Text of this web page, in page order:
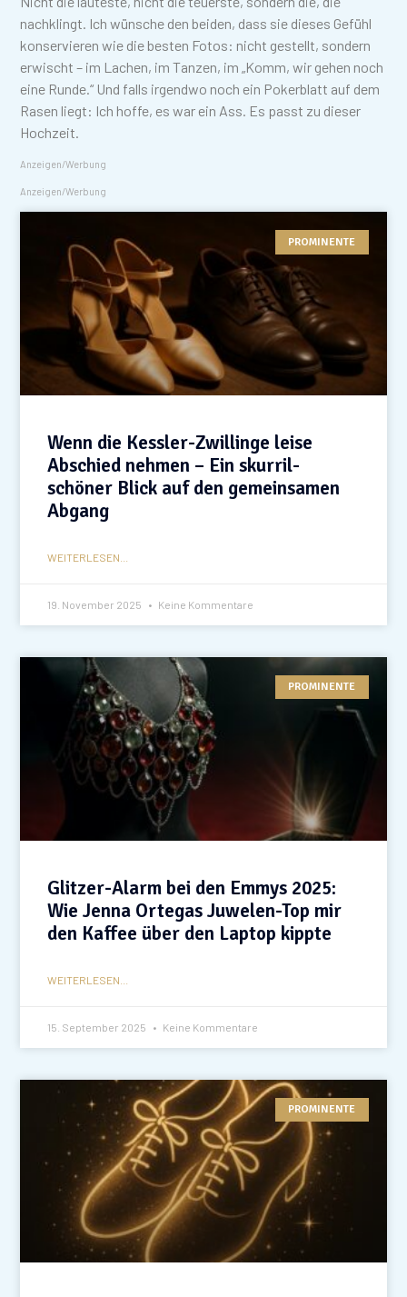
nachklingt. Ich wünsche den beiden, dass sie dieses Gefühl
konservieren wie die besten Fotos: nicht gestellt, sondern
erwischt – im Lachen, im Tanzen, im „Komm, wir gehen noch
eine Runde.“ Und falls irgendwo noch ein Pokerblatt auf dem
Rasen liegt: Ich hoffe, es war ein Ass. Es passt zu dieser
Hochzeit.
Anzeigen/Werbung
Anzeigen/Werbung
PROMINENTE
Wenn die Kessler-Zwillinge leise
Abschied nehmen – Ein skurril-
schöner Blick auf den gemeinsamen
Abgang
WEITERLESEN...
19. November 2025 Keine Kommentare
PROMINENTE
Glitzer-Alarm bei den Emmys 2025:
Wie Jenna Ortegas Juwelen-Top mir
den Kaffee über den Laptop kippte
WEITERLESEN...
15. September 2025 Keine Kommentare
PROMINENTE